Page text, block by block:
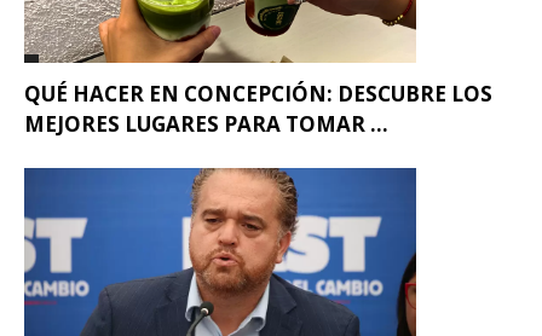
QUÉ HACER EN CONCEPCIÓN: DESCUBRE LOS
MEJORES LUGARES PARA TOMAR ...